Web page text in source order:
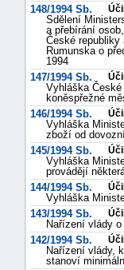
148/1994 Sb.
Sdělení
a přebírání
České republiky
Rumunska o
1994
147/1994 Sb.
Vyhláška
koněspřežné
146/1994 Sb.
Vyhláška
zboží od
145/1994 Sb.
Vyhláška
provádějí
144/1994 Sb.
Vyhláška
143/1994 Sb.
Nařízení vlády
142/1994 Sb.
Nařízení vlády,
stanoví